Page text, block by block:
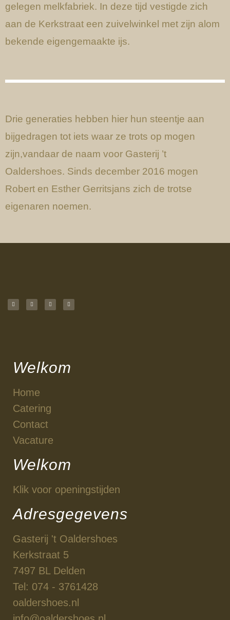
gelegen melkfabriek. In deze tijd vestigde zich
aan de Kerkstraat een zuivelwinkel met zijn alom
bekende eigengemaakte ijs.
Drie generaties hebben hier hun steentje aan
bijgedragen tot iets waar ze trots op mogen
zijn,vandaar de naam voor Gasterij ’t
Oaldershoes. Sinds december 2016 mogen
Robert en Esther Gerritsjans zich de trotse
eigenaren noemen.
Welkom
Home
Catering
Contact
Vacature
Welkom
Klik voor openingstijden
Adresgegevens
Gasterij 't Oaldershoes
Kerkstraat 5
7497 BL Delden
Tel: 074 - 3761428
oaldershoes.nl